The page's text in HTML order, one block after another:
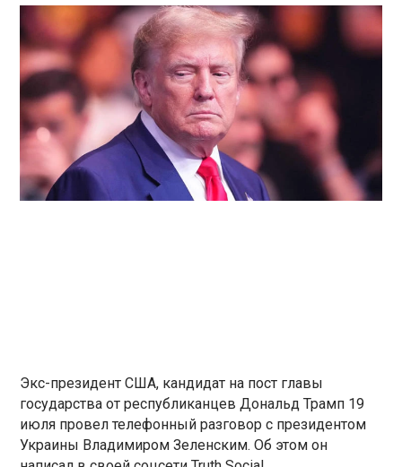
Экс-президент США, кандидат на пост главы
государства от республиканцев Дональд Трамп 19
июля провел телефонный разговор с президентом
Украины Владимиром Зеленским. Об этом он